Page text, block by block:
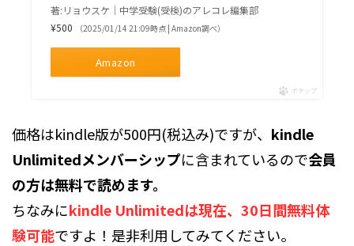
著:リョウスケ｜中学受験(受検)のアレコレ編集部
¥500
（2025/01/14 21:09時点 | Amazon調べ）
Amazon
ポチップ
価格はkindle版が500円(税込み)ですが、 kindle
Unlimitedメンバーシップに含まれているので会員
の方は無料で読めます。
ちなみにkindle Unlimitedは現在、30日間無料体
験可能ですよ！是非利用してみてください。